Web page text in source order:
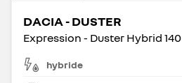
DACIA - DUSTER
Expression - Duster Hybrid 140
hybride